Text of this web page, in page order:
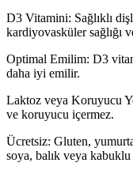
D3 Vitamini: Sağlıklı
kardiyovasküler sağlığı
Optimal Emilim: D3
daha iyi emilir.
Laktoz veya Koruyucu
ve koruyucu içermez.
Ücretsiz: Gluten,
soya, balık veya